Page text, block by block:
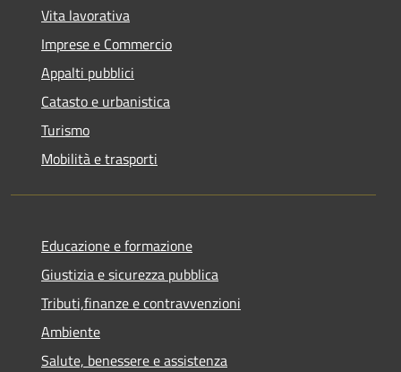
Vita lavorativa
Imprese e Commercio
Appalti pubblici
Catasto e urbanistica
Turismo
Mobilità e trasporti
Educazione e formazione
Giustizia e sicurezza pubblica
Tributi,finanze e contravvenzioni
Ambiente
Salute, benessere e assistenza